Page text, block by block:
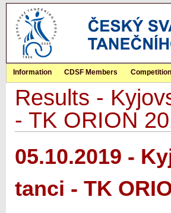
Information CDSF Members
Results -
- TK ORION
05.10.2019 -
tanci - TK